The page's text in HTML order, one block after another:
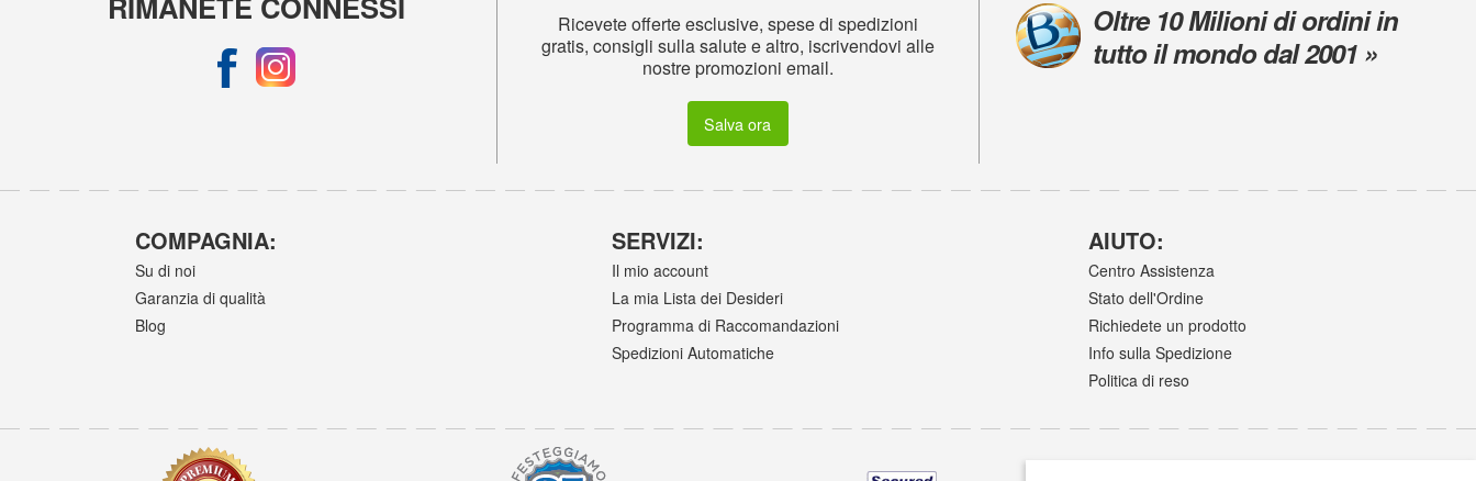
Ricevete offerte esclusive, spese di spedizioni
gratis, consigli sulla salute e altro, iscrivendovi alle
nostre promozioni email.
Salva ora
Oltre 10 Milioni di ordini in
tutto il mondo dal 2001 »
COMPAGNIA:
Su di noi
Garanzia di qualità
Blog
SERVIZI:
Il mio account
La mia Lista dei Desideri
Programma di Raccomandazioni
Spedizioni Automatiche
AIUTO:
Centro Assistenza
Stato dell'Ordine
Richiedete un prodotto
Info sulla Spedizione
Politica di reso